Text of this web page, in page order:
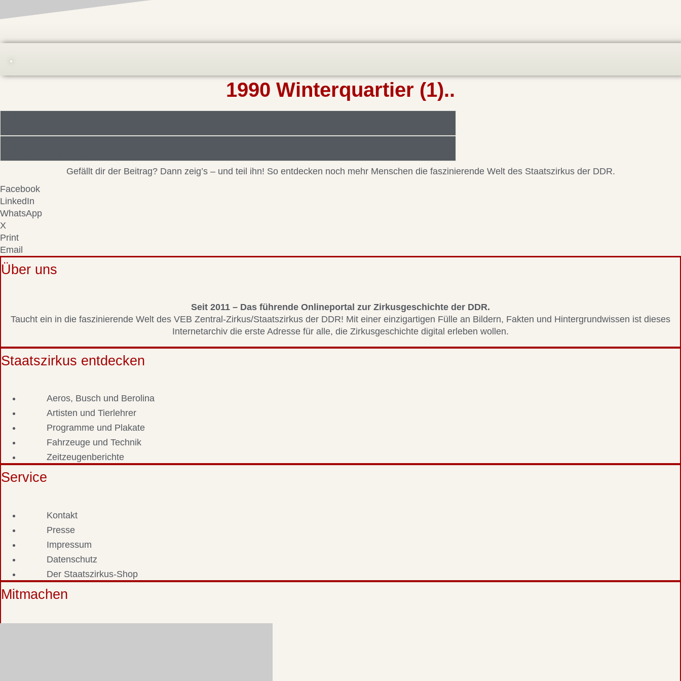
1990 Winterquartier (1)..
Gefällt dir der Beitrag? Dann zeig’s – und teil ihn! So entdecken noch mehr Menschen die faszinierende Welt des Staatszirkus der DDR.
Facebook
LinkedIn
WhatsApp
X
Print
Email
Über uns
Seit 2011 – Das führende Onlineportal zur Zirkusgeschichte der DDR.
Taucht ein in die faszinierende Welt des VEB Zentral-Zirkus/Staatszirkus der DDR! Mit einer einzigartigen Fülle an Bildern, Fakten und Hintergrundwissen ist dieses
Internetarchiv die erste Adresse für alle, die Zirkusgeschichte digital erleben wollen.
Staatszirkus entdecken
Aeros, Busch und Berolina
Artisten und Tierlehrer
Programme und Plakate
Fahrzeuge und Technik
Zeitzeugenberichte
Service
Kontakt
Presse
Impressum
Datenschutz
Der Staatszirkus-Shop
Mitmachen